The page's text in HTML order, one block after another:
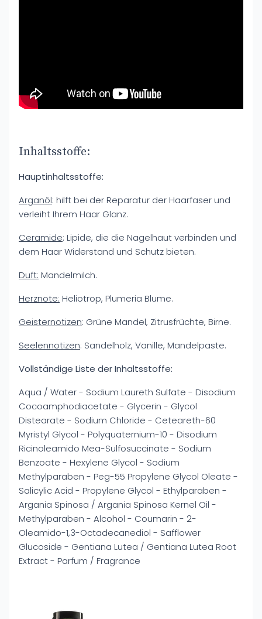
Inhaltsstoffe:
Hauptinhaltsstoffe:
Arganöl: hilft bei der Reparatur der Haarfaser und
verleiht Ihrem Haar Glanz.
Ceramide: Lipide, die die Nagelhaut verbinden und
dem Haar Widerstand und Schutz bieten.
Duft: Mandelmilch.
Herznote: Heliotrop, Plumeria Blume.
Geisternotizen: Grüne Mandel, Zitrusfrüchte, Birne.
Seelennotizen: Sandelholz, Vanille, Mandelpaste.
Vollständige Liste der Inhaltsstoffe:
Aqua / Water - Sodium Laureth Sulfate - Disodium
Cocoamphodiacetate - Glycerin - Glycol
Distearate - Sodium Chloride - Ceteareth-60
Myristyl Glycol - Polyquaternium-10 - Disodium
Ricinoleamido Mea-Sulfosuccinate - Sodium
Benzoate - Hexylene Glycol - Sodium
Methylparaben - Peg-55 Propylene Glycol Oleate -
Salicylic Acid - Propylene Glycol - Ethylparaben -
Argania Spinosa / Argania Spinosa Kernel Oil -
Methylparaben - Alcohol - Coumarin - 2-
Oleamido-1,3-Octadecanediol - Safflower
Glucoside - Gentiana Lutea / Gentiana Lutea Root
Extract - Parfum / Fragrance